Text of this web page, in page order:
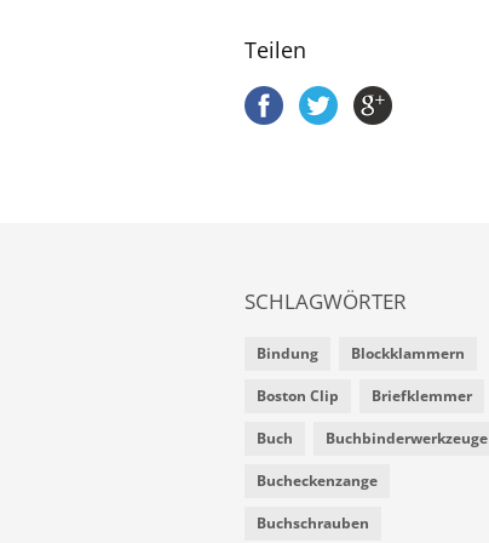
Teilen
SCHLAGWÖRTER
Bindung Blockklammern
Boston Clip Briefklemmer
Buch Buchbinderwerkzeuge
Bucheckenzange
Buchschrauben